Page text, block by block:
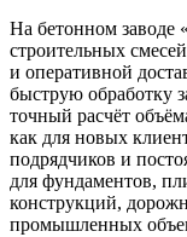
На бетонном заводе
строительных
и оперативной
быструю обработку
точный расчёт
как для новых
подрядчиков и
для фундаментов,
конструкций,
промышленных